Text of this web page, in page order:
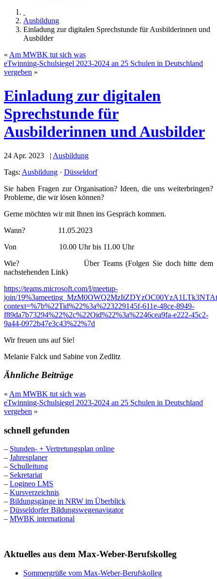
Ausbildung
Einladung zur digitalen Sprechstunde für Ausbilderinnen und
Ausbilder
« Am MWBK tut sich was
eTwinning-Schulsiegel 2023-2024 an 25 Schulen in Deutschland
vergeben »
Einladung zur digitalen
Sprechstunde für
Ausbilderinnen und Ausbilder
24 Apr. 2023 | Ausbildung
Tags: Ausbildung · Düsseldorf
Sie haben Fragen zur Organisation? Ideen, die uns weiterbringen?
Probleme, die wir lösen können?
Gerne möchten wir mit Ihnen ins Gespräch kommen.
Wann? 11.05.2023
Von 10.00 Uhr bis 11.00 Uhr
Wie? Über Teams (Folgen Sie doch bitte dem
nachstehenden Link)
https://teams.microsoft.com/l/meetup-
join/
context=%7b%22Tid%22%3a%223229145f-611e-48ce-8949-
f89da7b73294%22%2c%22Oid%22%3a%2246cea9fa-e222-45c2-
9a44-0972b47e3c43%22%7d
Wir freuen uns auf Sie!
Melanie Falck und Sabine von Zedlitz
Ähnliche Beiträge
« Am MWBK tut sich was
eTwinning-Schulsiegel 2023-2024 an 25 Schulen in Deutschland
vergeben »
schnell gefunden
– Stunden- + Vertretungsplan online
– Jahresplaner
– Schulleitung
– Sekretariat
– Logineo LMS
– Kursverzeichnis
– Bildungsgänge in NRW im Überblick
– Düsseldorfer Bildungswegenavigator
– MWBK international
Aktuelles aus dem Max-Weber-Berufskolleg
Sommergrüße vom Max-Weber-Berufskolleg